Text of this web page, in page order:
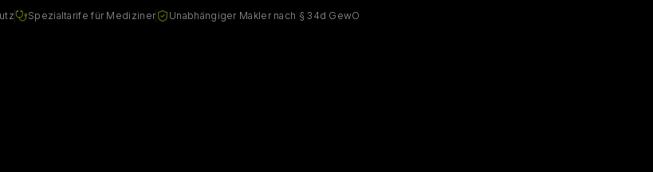
Spezialtarife für Mediziner Unabhängiger Makler nach § 34d GewO